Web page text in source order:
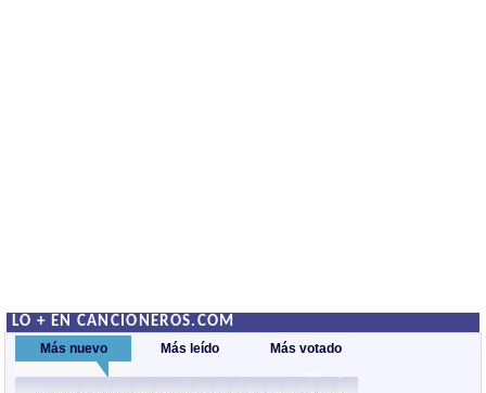
LO + EN CANCIONEROS.COM
Más nuevo Más leído Más votado